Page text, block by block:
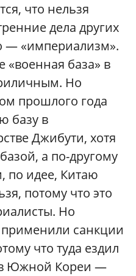
что нельзя
дела других
— «империализм».
«военная база» в
Но
прошлого года
базу в
Джибути, хотя
а по-другому
по идее, Китаю
потому что это
Но
санкции
что туда ездил
Южной Кореи —